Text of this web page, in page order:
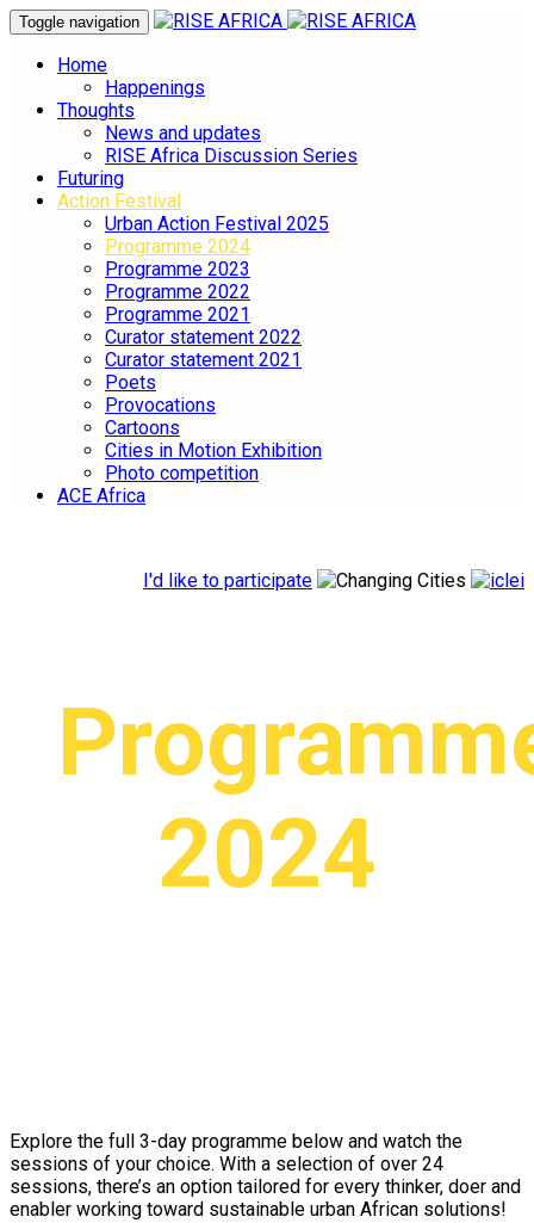
Toggle navigation
Home
Happenings
Thoughts
News and updates
RISE Africa Discussion Series
Futuring
Action Festival
Urban Action Festival 2025
Programme 2024
Programme 2023
Programme 2022
Programme 2021
Curator statement 2022
Curator statement 2021
Poets
Provocations
Cartoons
Cities in Motion Exhibition
Photo competition
ACE Africa
I'd like to participate
2024
Explore the full 3-day programme below and watch the
sessions of your choice. With a selection of over 24
sessions, there’s an option tailored for every thinker, doer and
enabler working toward sustainable urban African solutions!